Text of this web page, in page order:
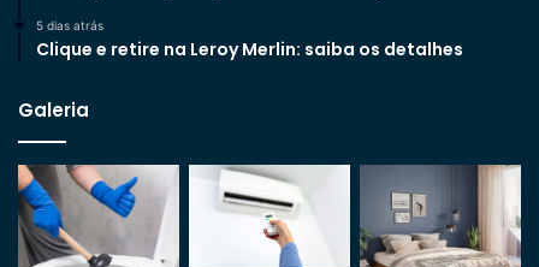
5 dias atrás
Clique e retire na Leroy Merlin: saiba os detalhes
Galeria